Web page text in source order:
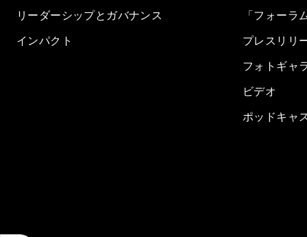
リーダーシップとガバナンス
インパクト
「フォーラ
プレスリリ
フォトギャ
ビデオ
ポッドキャ